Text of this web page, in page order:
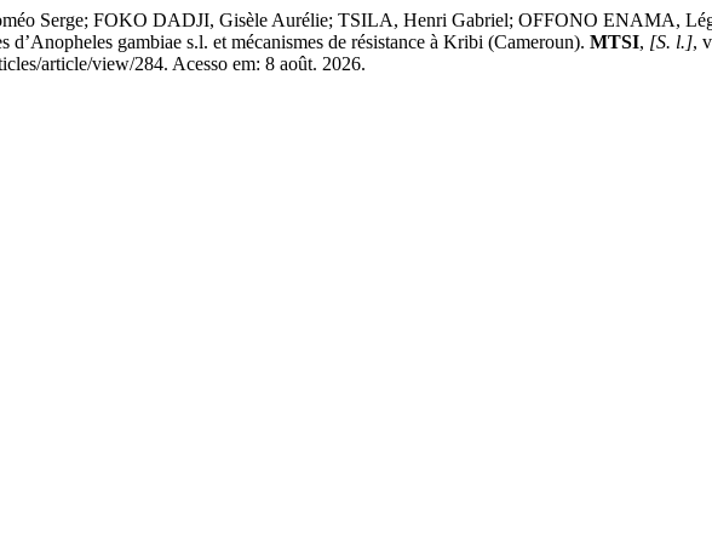
Serge; FOKO DADJI, Gisèle Aurélie; TSILA, Henri Gabriel; OFFONO ENAMA,
gambiae s.l. et mécanismes de résistance à Kribi (Cameroun). MTSI, [S. l.],
article/view/284. Acesso em: 8 août. 2026.